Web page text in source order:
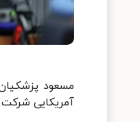
مسعود
آمریکایی شرکت